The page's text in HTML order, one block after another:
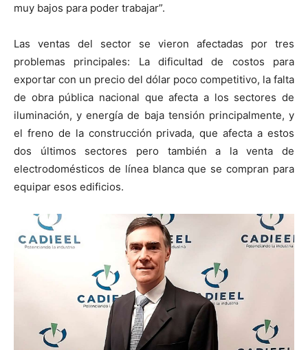
muy bajos para poder trabajar”.
Las ventas del sector se vieron afectadas por tres
problemas principales: La dificultad de costos para
exportar con un precio del dólar poco competitivo, la falta
de obra pública nacional que afecta a los sectores de
iluminación, y energía de baja tensión principalmente, y
el freno de la construcción privada, que afecta a estos
dos últimos sectores pero también a la venta de
electrodomésticos de línea blanca que se compran para
equipar esos edificios.